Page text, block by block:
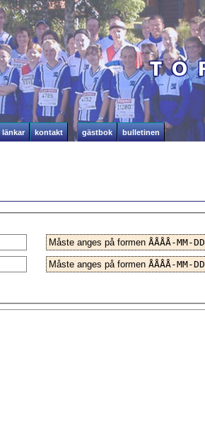
länkar kontakt gästbok bulletinen
Måste anges på formen ÅÅÅÅ-MM-DD
Måste anges på formen ÅÅÅÅ-MM-DD